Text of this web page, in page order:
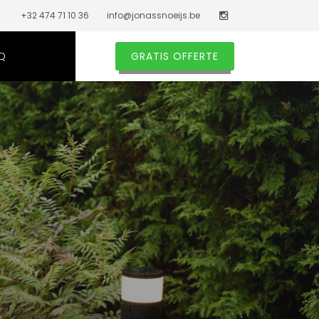
+32 474 71 10 36 info@jonassnoeijs.be
GRATIS OFFERTE